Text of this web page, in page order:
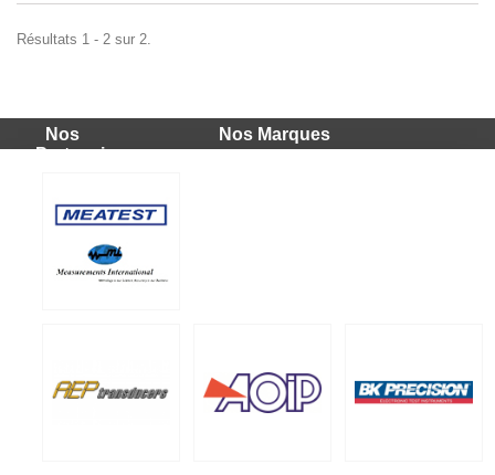
Résultats 1 - 2 sur 2.
Nos
Partenaires
Nos Marques